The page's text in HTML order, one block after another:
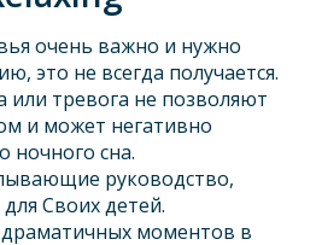
очень важно и нужно
это не всегда получается.
или тревога не позволяют
и может негативно
ночного сна.
руководство,
Своих детей.
моментов в